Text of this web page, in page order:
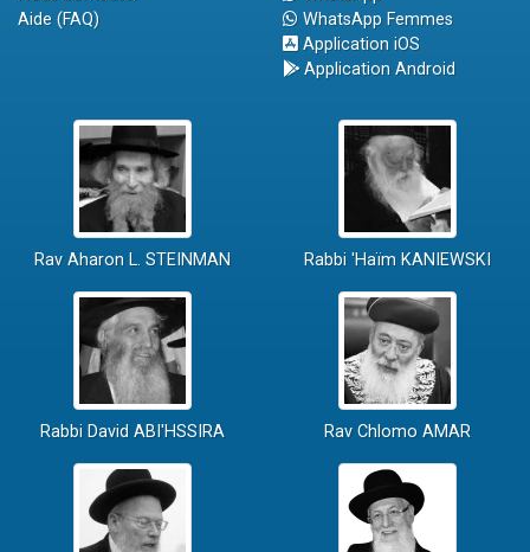
Aide (FAQ)
WhatsApp Femmes
Application iOS
Application Android
Rav Aharon L. STEINMAN Rabbi 'Haïm KANIEWSKI
Rabbi David ABI'HSSIRA Rav Chlomo AMAR